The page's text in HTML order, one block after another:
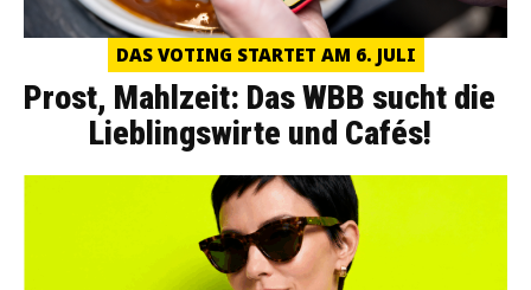
DAS VOTING STARTET AM 6. JULI
Prost, Mahlzeit: Das WBB sucht die
Lieblingswirte und Cafés!